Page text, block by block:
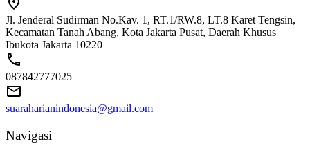
Jl. Jenderal Sudirman No.Kav. 1, RT.1/RW.8, LT.8 Karet Tengsin,
Kecamatan Tanah Abang, Kota Jakarta Pusat, Daerah Khusus
Ibukota Jakarta 10220
087842777025
suaraharianindonesia@gmail.com
Navigasi